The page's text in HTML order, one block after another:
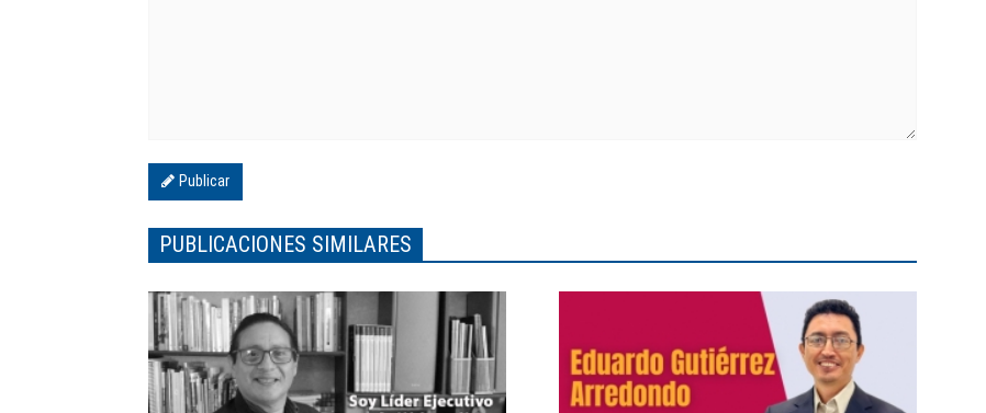
Publicar
PUBLICACIONES SIMILARES